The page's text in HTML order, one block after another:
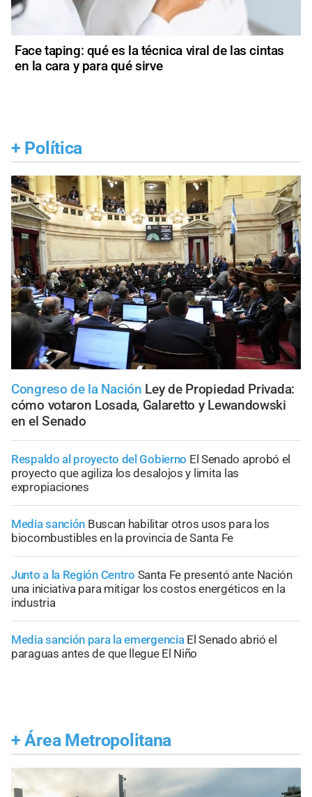
Face taping: qué es la técnica viral de las cintas
en la cara y para qué sirve
+ Política
Congreso de la Nación Ley de Propiedad Privada:
cómo votaron Losada, Galaretto y Lewandowski
en el Senado
Respaldo al proyecto del Gobierno El Senado aprobó el
proyecto que agiliza los desalojos y limita las
expropiaciones
Media sanción Buscan habilitar otros usos para los
biocombustibles en la provincia de Santa Fe
Junto a la Región Centro Santa Fe presentó ante Nación
una iniciativa para mitigar los costos energéticos en la
industria
Media sanción para la emergencia El Senado abrió el
paraguas antes de que llegue El Niño
+ Área Metropolitana